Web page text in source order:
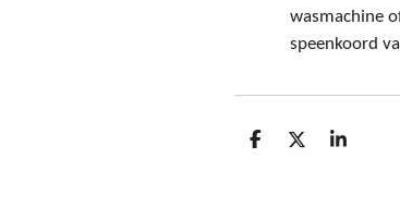
wasmachine
speenkoord
D
D
S